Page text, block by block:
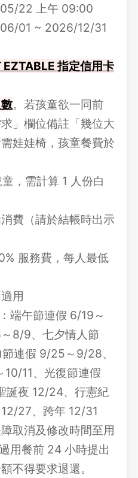
22 上午 09:00
01 ~ 2026/12/31
EZTABLE 指定信用卡
。若孩童欲一同前
」欄位備註「幾位大
娃娃椅，孩童餐費於
，需計算 1 人份白
費（請於結帳時出示
服務費，每人最低
用
端午節連假 6/19～
8/9、七夕情人節
連假 9/25～9/28、
11、光復節連假
誕夜 12/24、行憲紀
27、跨年 12/31
取消及修改時間至用
用餐前 24 小時提出
不得要求退還。